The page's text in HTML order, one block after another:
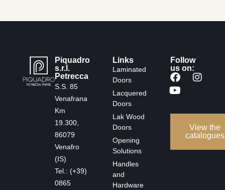
Piquadro
s.r.l.
Petrecca
S.S. 85
Venafrana
Km
19.300,
86079
Venafro
(IS)
Tel.: (+39)
0865
Links
Laminated
Doors
Lacquered
Doors
Lak Wood
Doors
Opening
Solutions
Handles
and
Hardware
Follow
us on:
View the
catalogues